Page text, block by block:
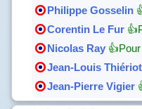
Philippe Gosselin
Corentin Le Fur
Nicolas Ray 👍Pour
Jean-Louis Thiériot
Jean-Pierre Vigier